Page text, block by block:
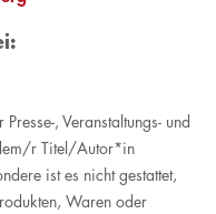
, Veranstaltungs- und
r Titel/Autor*in
ist es nicht gestattet,
Waren oder